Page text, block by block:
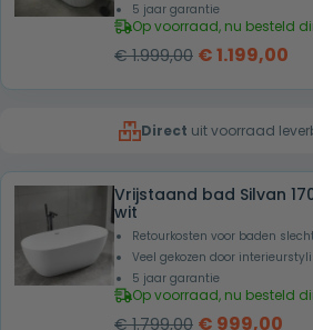
5 jaar garantie
Op voorraad, nu besteld
€1.999,00
€ 1.999,00.
€1.199,00
€
Direct uit voorraad
Vrijstaand bad Silvan
wit
Retourkosten voor baden
Veel gekozen door
5 jaar garantie
Op voorraad, nu besteld
€1.799,00 € 999,00